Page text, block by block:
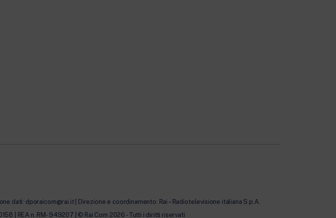
dati: dporaicom@rai.it | Direzione e coordinamento: Rai – Radiotelevisione italiana S.p.A.
| REA n. RM- 949207 | © Rai Com 2026 - Tutti i diritti riservati